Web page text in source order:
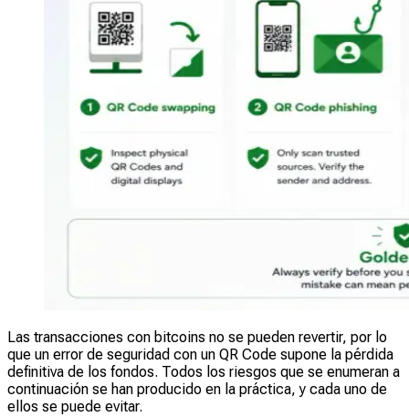
Las transacciones con bitcoins no se pueden revertir, por lo
que un error de seguridad con un QR Code supone la pérdida
definitiva de los fondos. Todos los riesgos que se enumeran a
continuación se han producido en la práctica, y cada uno de
ellos se puede evitar.